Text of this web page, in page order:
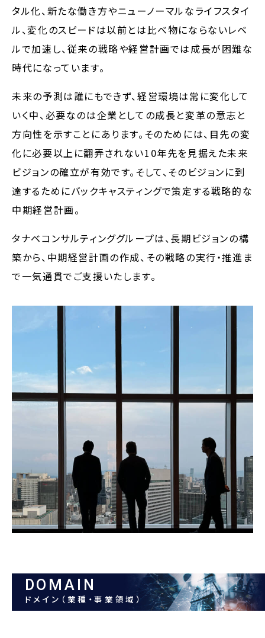
タル化、新たな働き方やニューノーマルなライフスタイ
ル、変化のスピードは以前とは比べ物にならないレベ
ルで加速し、従来の戦略や経営計画では成長が困難な
時代になっています。
未来の予測は誰にもできず、経営環境は常に変化して
いく中、必要なのは企業としての成長と変革の意志と
方向性を示すことにあります。そのためには、目先の変
化に必要以上に翻弄されない10年先を見据えた未来
ビジョンの確立が有効です。そして、そのビジョンに到
達するためにバックキャスティングで策定する戦略的な
中期経営計画。
タナベコンサルティンググループは、長期ビジョンの構
築から、中期経営計画の作成、その戦略の実行・推進ま
で一気通貫でご支援いたします。
DOMAIN
ドメイン（業種・事業領域）